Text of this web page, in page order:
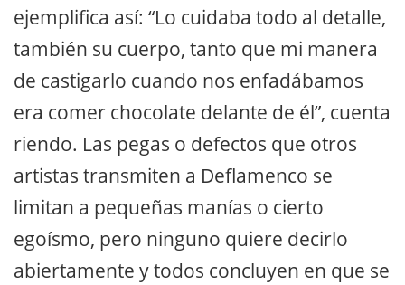
ejemplifica así: “Lo cuidaba todo al detalle,
también su cuerpo, tanto que mi manera
de castigarlo cuando nos enfadábamos
era comer chocolate delante de él”, cuenta
riendo. Las pegas o defectos que otros
artistas transmiten a Deflamenco se
limitan a pequeñas manías o cierto
egoísmo, pero ninguno quiere decirlo
abiertamente y todos concluyen en que se